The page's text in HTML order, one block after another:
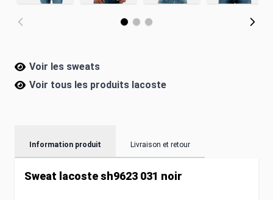
Voir les sweats
Voir tous les produits lacoste
Information produit Livraison et retour
Sweat lacoste sh9623 031 noir